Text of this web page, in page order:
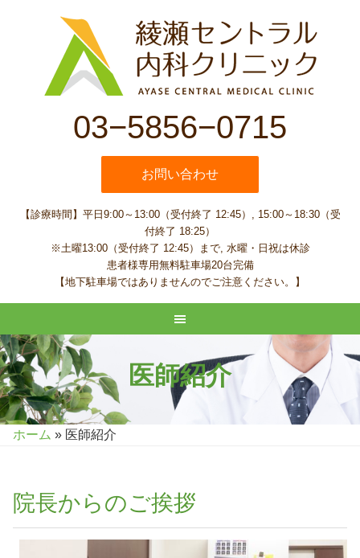
03−5856−0715
お問い合わせ
【診療時間】平日9:00～13:00（受付終了 12:45）, 15:00～18:30（受
付終了 18:25）
※土曜13:00（受付終了 12:45）まで, 水曜・日祝は休診
患者様専用無料駐車場20台完備
【地下駐車場ではありませんのでご注意ください。】
医師紹介
ホーム » 医師紹介
院長からのご挨拶